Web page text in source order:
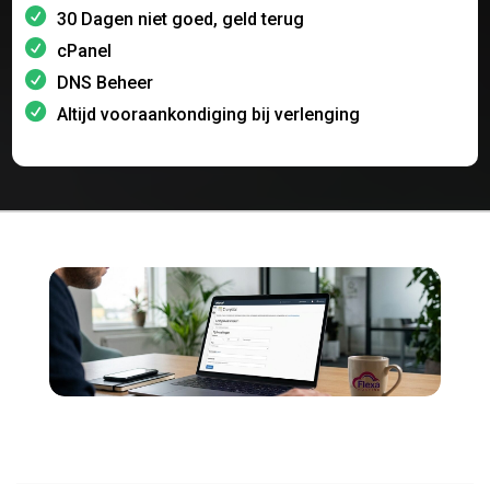
30 Dagen niet goed, geld terug
cPanel
DNS Beheer
Altijd vooraankondiging bij verlenging